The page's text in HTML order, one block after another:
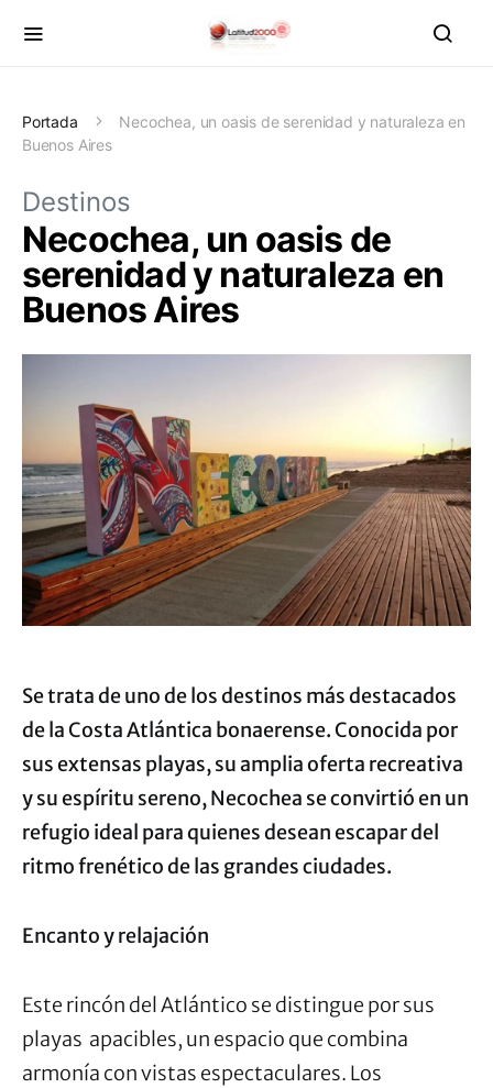
Portada
Necochea, un oasis de serenidad y naturaleza en
Buenos Aires
Destinos
Necochea, un oasis de
serenidad y naturaleza en
Buenos Aires
Se trata de uno de los destinos más destacados
de la Costa Atlántica bonaerense. Conocida por
sus extensas playas, su amplia oferta recreativa
y su espíritu sereno, Necochea se convirtió en un
refugio ideal para quienes desean escapar del
ritmo frenético de las grandes ciudades.
Encanto y relajación
Este rincón del Atlántico se distingue por sus
playas apacibles, un espacio que combina
armonía con vistas espectaculares. Los